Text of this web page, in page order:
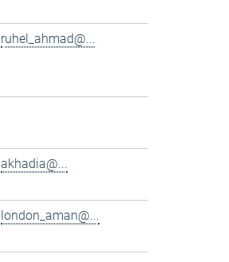
ruhel_ahmad@...
akhadia@...
london_aman@...